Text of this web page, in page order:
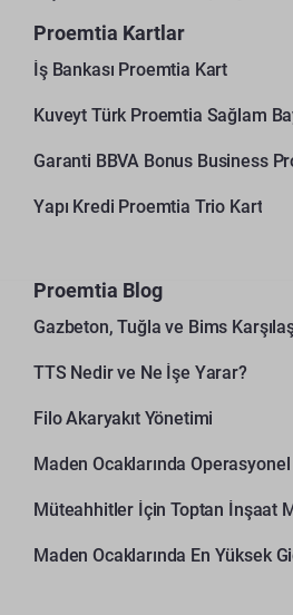
Proemtia Kartlar
İş Bankası Proemtia Kart
Kuveyt Türk Proemtia Sağlam
Garanti BBVA Bonus Business
Yapı Kredi Proemtia Trio Kart
Proemtia Blog
TTS Nedir ve Ne İşe Yarar?
Filo Akaryakıt Yönetimi